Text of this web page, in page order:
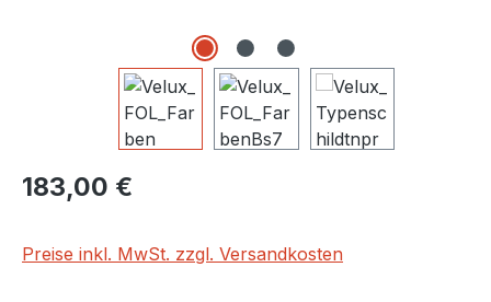
Regulärer Preis:
183,00 €
Preise inkl. MwSt. zzgl. Versandkosten